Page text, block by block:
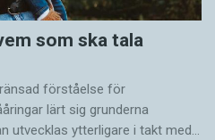
som ska tala
förståelse för
lärt sig grunderna
utvecklas ytterligare i takt med…